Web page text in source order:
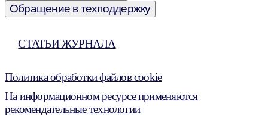
Обращение в техподдержку
СТАТЬИ ЖУРНАЛА
Политика обработки файлов cookie
На информационном ресурсе применяются
рекомендательные технологии